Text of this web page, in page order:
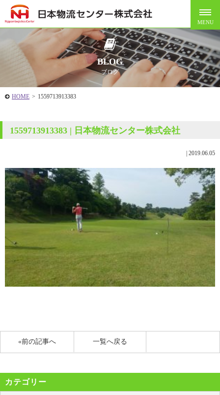
BLOG
ブログ
HOME > 1559713913383
1559713913383 | 日本物流センター株式会社
2019.06.05
«前の記事へ 一覧へ戻る
カテゴリー